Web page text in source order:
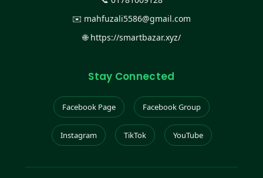
✉️ mahfuzali5586@gmail.com
🌐 https://smartbazar.xyz/
Stay Connected
Facebook Page Facebook Group
Instagram TikTok YouTube